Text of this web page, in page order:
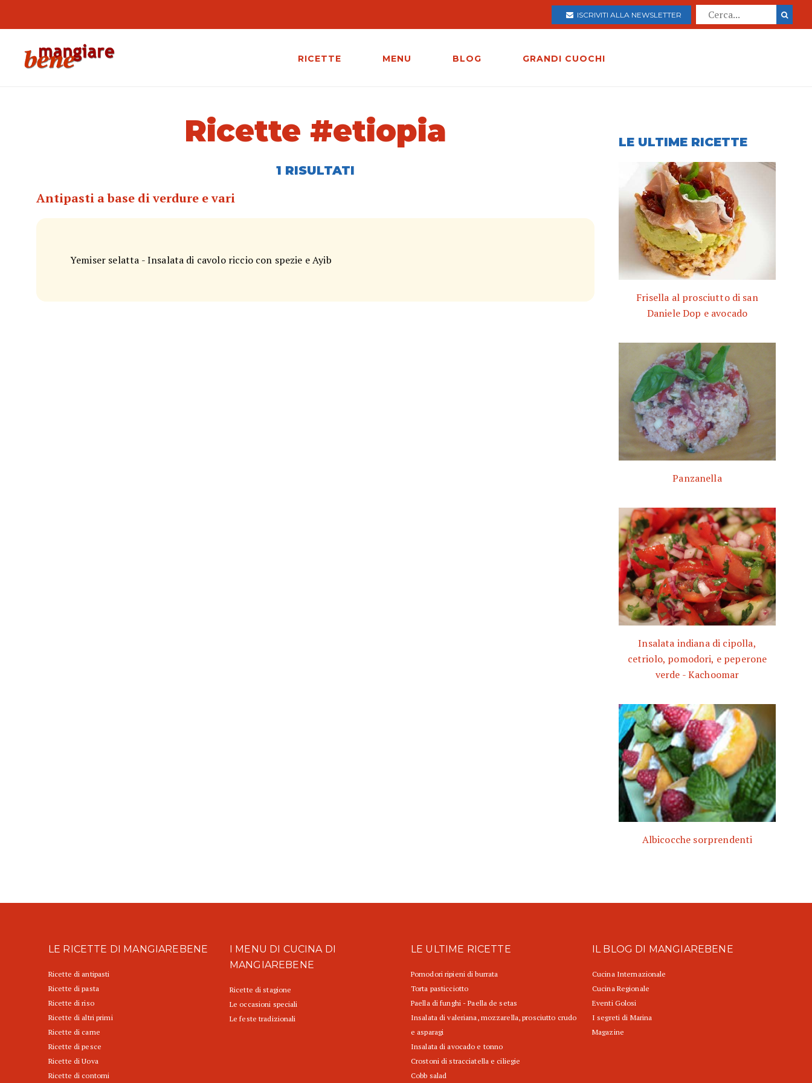
ISCRIVITI ALLA NEWSLETTER
RICETTE MENU BLOG GRANDI CUOCHI
Ricette #etiopia
1 RISULTATI
Antipasti a base di verdure e vari
Yemiser selatta - Insalata di cavolo riccio con spezie e Ayib
LE ULTIME RICETTE
Frisella al prosciutto di san
Daniele Dop e avocado
Panzanella
Insalata indiana di cipolla,
cetriolo, pomodori, e peperone
verde - Kachoomar
Albicocche sorprendenti
LE RICETTE DI MANGIAREBENE
Ricette di antipasti
Ricette di pasta
Ricette di riso
Ricette di altri primi
Ricette di carne
Ricette di pesce
Ricette di Uova
Ricette di contorni
I MENU DI CUCINA DI
MANGIAREBENE
Ricette di stagione
Le occasioni speciali
Le feste tradizionali
LE ULTIME RICETTE
Pomodori ripieni di burrata
Torta pasticciotto
Paella di funghi - Paella de setas
Insalata di valeriana, mozzarella, prosciutto crudo
e asparagi
Insalata di avocado e tonno
Crostoni di stracciatella e ciliegie
Cobb salad
IL BLOG DI MANGIAREBENE
Cucina Internazionale
Cucina Regionale
Eventi Golosi
I segreti di Marina
Magazine